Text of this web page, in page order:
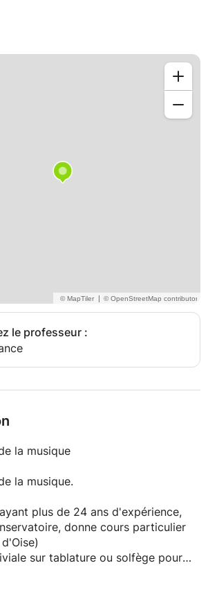
également des stages de jeu en
qu'ils le souhaitent un samedi par
et de jouer avec les autres
|
le professeur :
la musique
la musique.
plus de 24 ans d'expérience,
donne cours particulier
sur tablature ou solfège pour
sur les titres que vous aimez